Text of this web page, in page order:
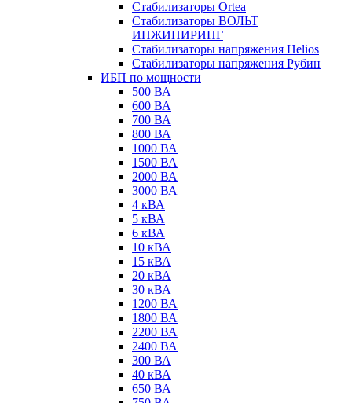
Стабилизаторы Ortea
Стабилизаторы ВОЛЬТ
ИНЖИНИРИНГ
Стабилизаторы напряжения Helios
Стабилизаторы напряжения Рубин
ИБП по мощности
500 ВА
600 ВА
700 ВА
800 ВА
1000 ВА
1500 ВА
2000 ВА
3000 ВА
4 кВА
5 кВА
6 кВА
10 кВА
15 кВА
20 кВА
30 кВА
1200 ВА
1800 ВА
2200 ВА
2400 ВА
300 ВА
40 кВА
650 ВА